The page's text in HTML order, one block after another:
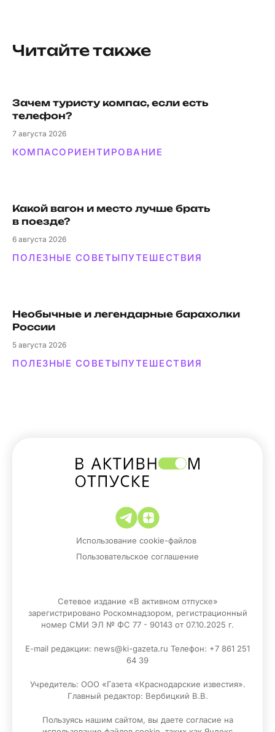
Читайте также
Зачем туристу компас, если есть
телефон?
7 августа 2026
КОМПАСОРИЕНТИРОВАНИЕ
Какой вагон и мес­то луч­ше брать
в поезде?
6 августа 2026
ПОЛЕЗНЫЕ СОВЕТЫПУТЕШЕСТВИЯ
Необычные и легендарные барахолки
России
5 августа 2026
ПОЛЕЗНЫЕ СОВЕТЫПУТЕШЕСТВИЯ
Использование cookie-файлов
Пользовательское соглашение
Сетевое издание «В активном отпуске»
зарегистрировано Роскомнадзором, регистрационный
номер СМИ ЭЛ № ФС 77 - 90143 от 07.10.2025 г.
E-mail редакции: news@ki-gazeta.ru Телефон: +7 861 251
64 39
Учредитель: ООО «Газета «Краснодарские известия».
Главный редактор: Вербицкий В.В.
Пользуясь нашим сайтом, вы даете согласие на